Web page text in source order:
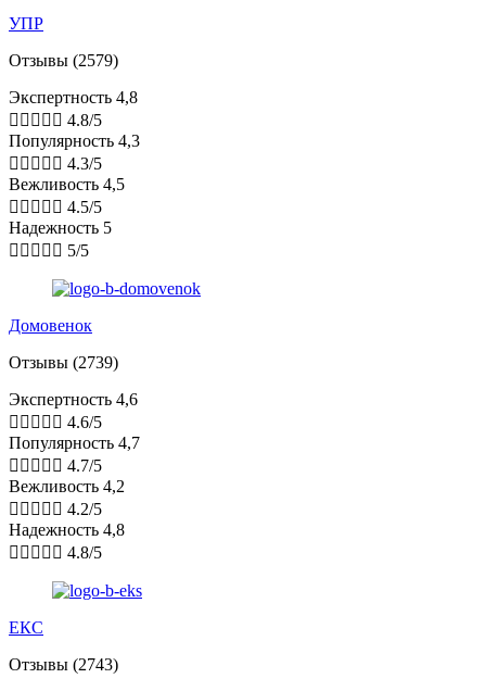
УПР
Отзывы (2579)
Экспертность 4,8
     4.8/5
Популярность 4,3
     4.3/5
Вежливость 4,5
     4.5/5
Надежность 5
     5/5
Домовенок
Отзывы (2739)
Экспертность 4,6
     4.6/5
Популярность 4,7
     4.7/5
Вежливость 4,2
     4.2/5
Надежность 4,8
     4.8/5
ЕКС
Отзывы (2743)